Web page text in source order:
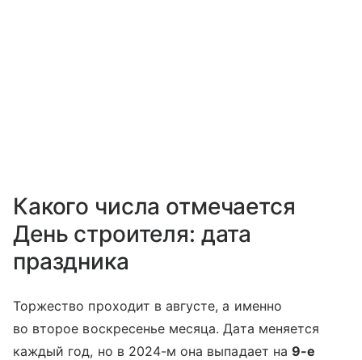
Какого числа отмечается
День строителя: дата
праздника
Торжество проходит в августе, а именно
во второе воскресенье месяца. Дата меняется
каждый год, но в 2024-м она выпадает на 9-е